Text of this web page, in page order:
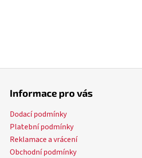
Informace pro vás
Dodací podmínky
Platební podmínky
Reklamace a vrácení
Obchodní podmínky